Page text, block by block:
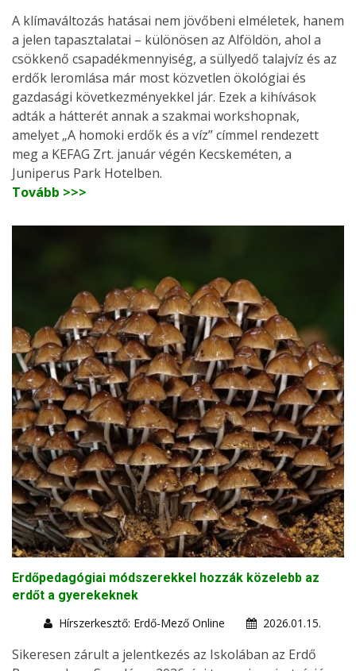
A klímaváltozás hatásai nem jövőbeni elméletek, hanem
a jelen tapasztalatai – különösen az Alföldön, ahol a
csökkenő csapadékmennyiség, a süllyedő talajvíz és az
erdők leromlása már most közvetlen ökológiai és
gazdasági következményekkel jár. Ezek a kihívások
adták a hátterét annak a szakmai workshopnak,
amelyet „A homoki erdők és a víz” címmel rendezett
meg a KEFAG Zrt. január végén Kecskeméten, a
Juniperus Park Hotelben.
Tovább >>>
Erdőpedagógiai módszerekkel hozzák közelebb az
erdőt a gyerekeknek
Hírszerkesztő: Erdő-Mező Online
2026.01.15.
Sikeresen zárult a jelentkezés az Iskolában az Erdő